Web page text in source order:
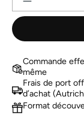
Commande
même
Frais de port
d’achat
Format